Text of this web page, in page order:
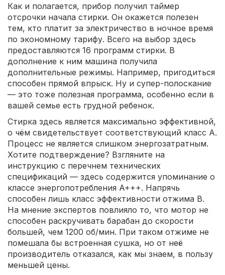
Как и полагается, прибор получил таймер
отсрочки начала стирки. Он окажется полезен
тем, кто платит за электричество в ночное время
по экономному тарифу. Всего на выбор здесь
предоставляются 16 программ стирки. В
дополнение к ним машина получила
дополнительные режимы. Например, пригодиться
способен прямой впрыск. Ну и супер-полоскание
— это тоже полезная программа, особенно если в
вашей семье есть грудной ребенок.
Стирка здесь является максимально эффективной,
о чём свидетельствует соответствующий класс A.
Процесс не является слишком энергозатратным.
Хотите подтверждение? Взгляните на
инструкцию с перечнем технических
спецификаций — здесь содержится упоминание о
классе энергопотребления A+++. Напрячь
способен лишь класс эффективности отжима B.
На мнение экспертов повлияло то, что мотор не
способен раскручивать барабан до скорости
большей, чем 1200 об/мин. При таком отжиме не
помешала бы встроенная сушка, но от неё
производитель отказался, как мы знаем, в пользу
меньшей цены.